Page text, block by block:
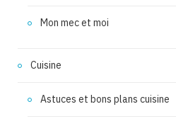
Mon mec et moi
Cuisine
Astuces et bons plans cuisine